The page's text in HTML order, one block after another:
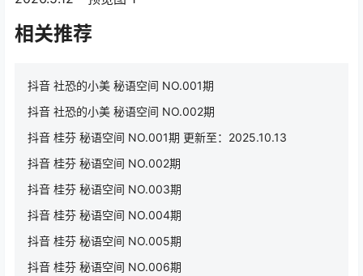
相关推荐
抖音 社恐的小美 秘语空间 NO.001期
抖音 社恐的小美 秘语空间 NO.002期
抖音 桂芬 秘语空间 NO.001期 更新至：2025.10.13
抖音 桂芬 秘语空间 NO.002期
抖音 桂芬 秘语空间 NO.003期
抖音 桂芬 秘语空间 NO.004期
抖音 桂芬 秘语空间 NO.005期
抖音 桂芬 秘语空间 NO.006期